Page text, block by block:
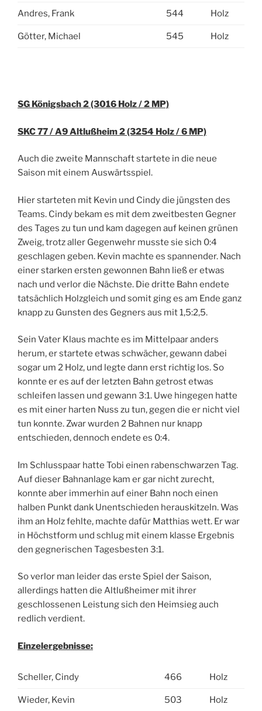
Andres, Frank 544 Holz
Götter, Michael 545 Holz
SG Königsbach 2 (3016 Holz / 2 MP)
SKC 77 / A9 Altlußheim 2 (3254 Holz / 6 MP)
Auch die zweite Mannschaft startete in die neue
Saison mit einem Auswärtsspiel.
Hier starteten mit Kevin und Cindy die jüngsten des
Teams. Cindy bekam es mit dem zweitbesten Gegner
des Tages zu tun und kam dagegen auf keinen grünen
Zweig, trotz aller Gegenwehr musste sie sich 0:4
geschlagen geben. Kevin machte es spannender. Nach
einer starken ersten gewonnen Bahn ließ er etwas
nach und verlor die Nächste. Die dritte Bahn endete
tatsächlich Holzgleich und somit ging es am Ende ganz
knapp zu Gunsten des Gegners aus mit 1,5:2,5.
Sein Vater Klaus machte es im Mittelpaar anders
herum, er startete etwas schwächer, gewann dabei
sogar um 2 Holz, und legte dann erst richtig los. So
konnte er es auf der letzten Bahn getrost etwas
schleifen lassen und gewann 3:1. Uwe hingegen hatte
es mit einer harten Nuss zu tun, gegen die er nicht viel
tun konnte. Zwar wurden 2 Bahnen nur knapp
entschieden, dennoch endete es 0:4.
Im Schlusspaar hatte Tobi einen rabenschwarzen Tag.
Auf dieser Bahnanlage kam er gar nicht zurecht,
konnte aber immerhin auf einer Bahn noch einen
halben Punkt dank Unentschieden herauskitzeln. Was
ihm an Holz fehlte, machte dafür Matthias wett. Er war
in Höchstform und schlug mit einem klasse Ergebnis
den gegnerischen Tagesbesten 3:1.
So verlor man leider das erste Spiel der Saison,
allerdings hatten die Altlußheimer mit ihrer
geschlossenen Leistung sich den Heimsieg auch
redlich verdient.
Einzelergebnisse:
Scheller, Cindy 466 Holz
Wieder, Kevin 503 Holz